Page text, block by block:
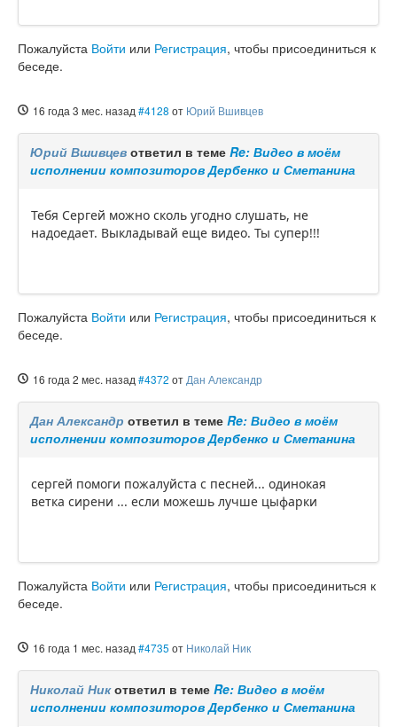
Пожалуйста Войти или Регистрация, чтобы присоединиться к
беседе.
16 года 3 мес. назад #4128 от Юрий Вшивцев
Юрий Вшивцев ответил в теме Re: Видео в моём
исполнении композиторов Дербенко и Сметанина
Тебя Сергей можно сколь угодно слушать, не
надоедает. Выкладывай еще видео. Ты супер!!!
Пожалуйста Войти или Регистрация, чтобы присоединиться к
беседе.
16 года 2 мес. назад #4372 от Дан Александр
Дан Александр ответил в теме Re: Видео в моём
исполнении композиторов Дербенко и Сметанина
сергей помоги пожалуйста с песней... одинокая
ветка сирени ... если можешь лучше цыфарки
Пожалуйста Войти или Регистрация, чтобы присоединиться к
беседе.
16 года 1 мес. назад #4735 от Николай Ник
Николай Никответил в теме Re: Видео в моём
исполнении композиторов Дербенко и Сметанина